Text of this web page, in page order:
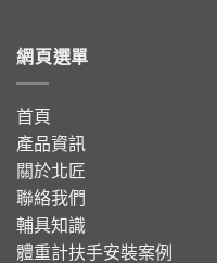
網頁選單
首頁
產品資訊
關於北匠
聯絡我們
輔具知識
體重計扶手安裝案例